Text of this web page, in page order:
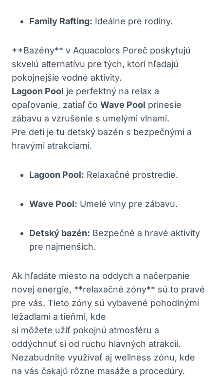
Family Rafting: Ideálne pre rodiny.
**Bazény** v Aquacolors Poreč poskytujú
skvelú alternatívu pre tých, ktorí hľadajú
pokojnejšie vodné aktivity.
Lagoon Pool je perfektný na relax a
opaľovanie, zatiaľ čo Wave Pool prinesie
zábavu a vzrušenie s umelými vlnami.
Pre deti je tu detský bazén s bezpečnými a
hravými atrakciami.
Lagoon Pool: Relaxačné prostredie.
Wave Pool: Umelé vlny pre zábavu.
Detský bazén: Bezpečné a hravé aktivity
pre najmenších.
Ak hľadáte miesto na oddych a načerpanie
novej energie, **relaxačné zóny** sú to pravé
pre vás. Tieto zóny sú vybavené pohodlnými
ležadlami a tieňmi, kde
si môžete užiť pokojnú atmosféru a
oddýchnuť si od ruchu hlavných atrakcií.
Nezabudnite využívať aj wellness zónu, kde
na vás čakajú rôzne masáže a procedúry.